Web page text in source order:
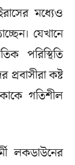
মধ্যেও
যেখানে
পরিস্থিতি
কষ্ট
গতিশীল
লকডাউনের